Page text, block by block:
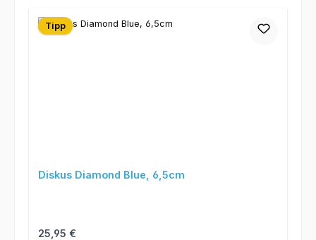
Tipp
Diskus Diamond Blue, 6,5cm
Regulärer Preis:
25,95 €